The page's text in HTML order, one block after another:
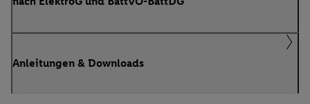
Anleitungen & Downloads